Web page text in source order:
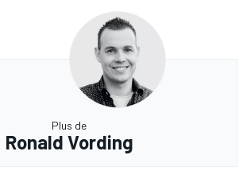
Plus de
Ronald Vording